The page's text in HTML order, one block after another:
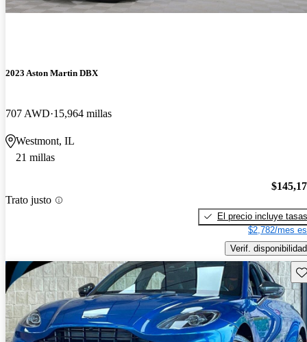
2023 Aston Martin DBX
707 AWD 15,964 millas
Westmont, IL
21 millas
Trato justo
El precio incluye tasas
$2,782/mes
Verif. disponibilidad